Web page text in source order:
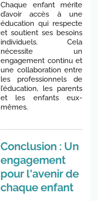
Chaque enfant mérite
d’avoir accès à une
éducation qui respecte
et soutient ses besoins
individuels. Cela
nécessite un
engagement continu et
une collaboration entre
les professionnels de
l’éducation, les parents
et les enfants eux-
mêmes.
Conclusion : Un
engagement
pour l'avenir de
chaque enfant